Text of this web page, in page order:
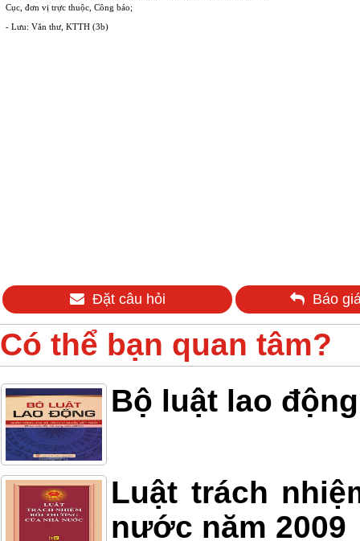
Cục, đơn vị trực thuộc, Công báo;
- Lưu: Văn thư, KTTH (3b)
Đặt câu hỏi Báo
Có thể bạn quan tâm?
Bộ luật lao
Luật trách
nước năm 2009